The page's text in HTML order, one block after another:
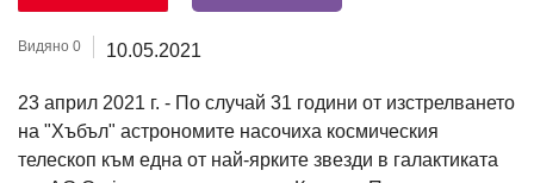
Видяно 0 10.05.2021
23 април 2021 г. - По случай 31 години от изстрелването
на "Хъбъл" астрономите насочиха космическия
телескоп към една от най-ярките звезди в галактиката